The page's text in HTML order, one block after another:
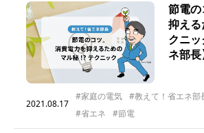
節電
抑え
クニ
ネ部長
2021.08.17
#家庭の電気
#教えて！省エネ部
#省エネ
#節電